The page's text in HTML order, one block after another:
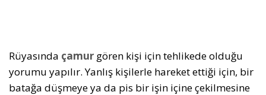
Rüyasında çamur gören kişi için tehlikede olduğu
yorumu yapılır. Yanlış kişilerle hareket ettiği için, bir
batağa düşmeye ya da pis bir işin içine çekilmesine